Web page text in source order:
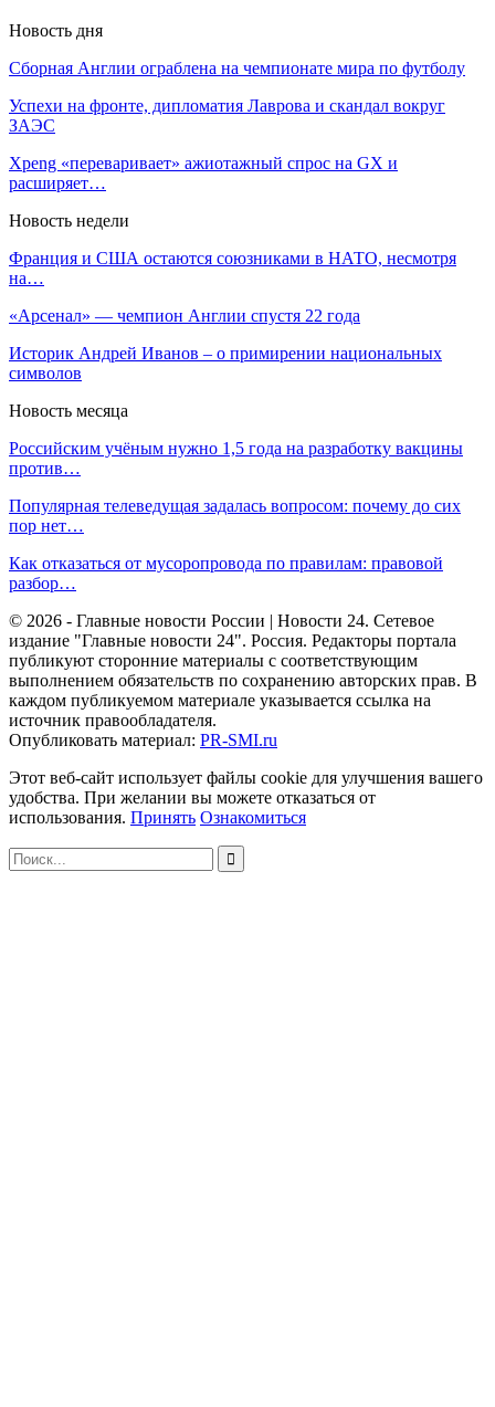
Новость дня
Сборная Англии ограблена на чемпионате мира по футболу
Успехи на фронте, дипломатия Лаврова и скандал вокруг
ЗАЭС
Xpeng «переваривает» ажиотажный спрос на GX и
расширяет…
Новость недели
Франция и США остаются союзниками в НАТО, несмотря
на…
«Арсенал» — чемпион Англии спустя 22 года
Историк Андрей Иванов – о примирении национальных
символов
Новость месяца
Российским учёным нужно 1,5 года на разработку вакцины
против…
Популярная телеведущая задалась вопросом: почему до сих
пор нет…
Как отказаться от мусоропровода по правилам: правовой
разбор…
© 2026 - Главные новости России | Новости 24. Сетевое
издание "Главные новости 24". Россия. Редакторы портала
публикуют сторонние материалы с соответствующим
выполнением обязательств по сохранению авторских прав. В
каждом публикуемом материале указывается ссылка на
источник правообладателя.
Опубликовать материал: PR-SMI.ru
Этот веб-сайт использует файлы cookie для улучшения вашего
удобства. При желании вы можете отказаться от
использования. Принять Ознакомиться